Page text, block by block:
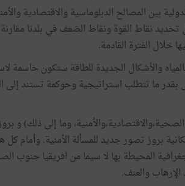
بين المصالح الدبلوماسية والاقتصادية
نقاط القوة ونقاط الضعف في بلدنا مقارنة
خلال الفترة القادمة.
والأشكال الجديدة للطاقة ستكون حاسمة
ما تتطلب استراتيجية وحوكمة تستند إلى
وما إلى ذلك) و
بروز تصور جديد للمسألة الأمنية. وأمام
المحيطة بها لا سيما من افريقيا جنوب
الإرهاب والعنف.